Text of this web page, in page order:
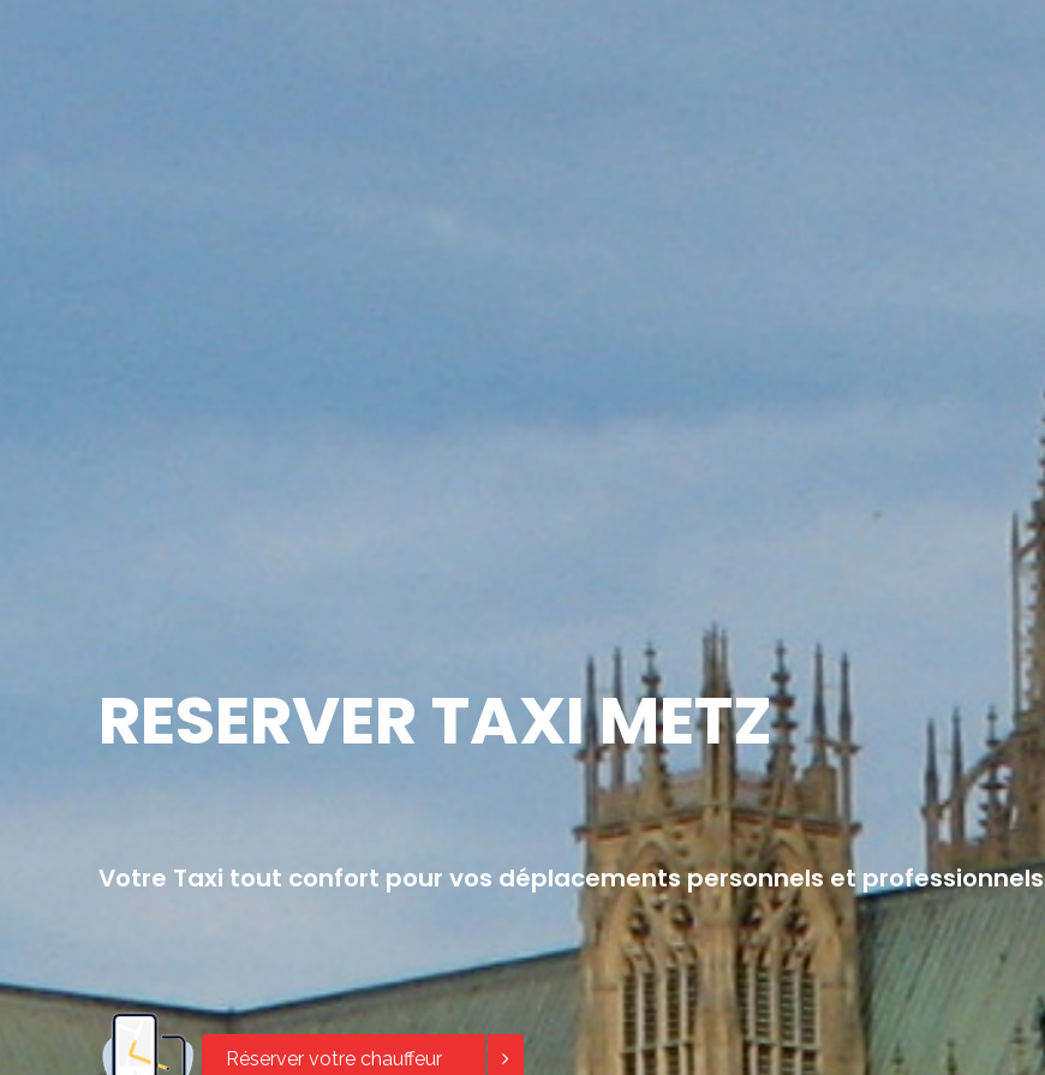
RESERVER TAXI METZ
Votre Taxi tout confort pour vos déplacements personnels et professionnels
Réserver votre chauffeur